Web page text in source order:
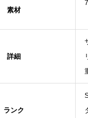
素材
詳細
ランク